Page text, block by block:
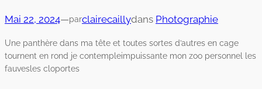
Mai 22, 2024—parclairecaillydans Photographie
Une panthère dans ma tête et toutes sortes d’autres en cage
tournent en rond je contempleimpuissante mon zoo personnel les
fauvesles cloportes